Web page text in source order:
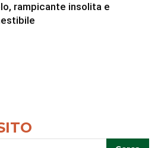
rampicante insolita e